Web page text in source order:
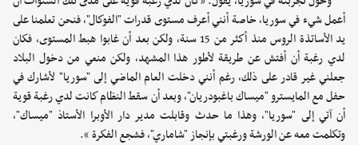
أعمل شيء في سوريا، خاصة أنني أعرف مستوى قدرات "الفوكال"، فنحن تعلمنا على
يد الأساتذة الروس منذ أكثر من 15 سنة، ولكن بعد أن غابوا هبط المستوى، فكان
لدي رغبة أن أفتش عن طريقة لأطور هذا المشهد، ولكن منعي من دخول البلاد
جعلني غير قادر على ذلك، رغم أنني دخلت العام الماضي إلى "سوريا" لأشارك في
حفل مع المايسترو "ميساك باغبودريان"، وبعد أن سقط النظام كانت لدي رغبة قوية
أن آتي إلى "سوريا"، وهذا ما حدث وقابلت مدير دار الأوبرا الأستاذ "ميساك"،
وتكلمت معه عن الورشة ورغبتي بإنجاز "شاماري"، فشجع الفكرة ».